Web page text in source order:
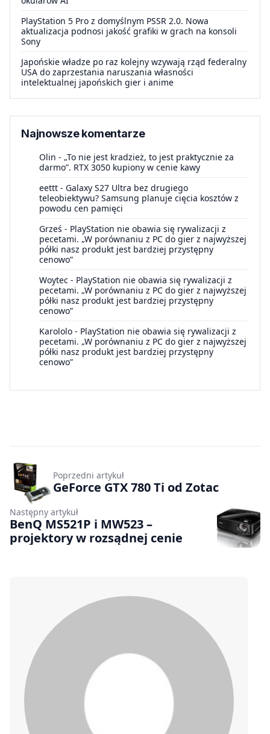
PlayStation 5 Pro z domyślnym PSSR 2.0. Nowa
aktualizacja podnosi jakość grafiki w grach na konsoli
Sony
Japońskie władze po raz kolejny wzywają rząd federalny
USA do zaprzestania naruszania własności
intelektualnej japońskich gier i anime
Najnowsze komentarze
Olin - „To nie jest kradzież, to jest praktycznie za
darmo”. RTX 3050 kupiony w cenie kawy
eettt - Galaxy S27 Ultra bez drugiego
teleobiektywu? Samsung planuje cięcia kosztów z
powodu cen pamięci
Grześ - PlayStation nie obawia się rywalizacji z
pecetami. „W porównaniu z PC do gier z najwyższej
półki nasz produkt jest bardziej przystępny
cenowo”
Woytec - PlayStation nie obawia się rywalizacji z
pecetami. „W porównaniu z PC do gier z najwyższej
półki nasz produkt jest bardziej przystępny
cenowo”
Karololo - PlayStation nie obawia się rywalizacji z
pecetami. „W porównaniu z PC do gier z najwyższej
półki nasz produkt jest bardziej przystępny
cenowo”
Poprzedni artykuł
GeForce GTX 780 Ti od Zotac
Następny artykuł
BenQ MS521P i MW523 –
projektory w rozsądnej cenie